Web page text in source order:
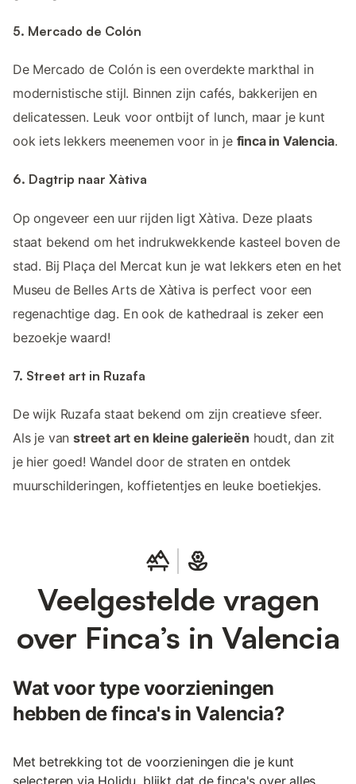
5. Mercado de Colón
De Mercado de Colón is een overdekte markthal in
modernistische stijl. Binnen zijn cafés, bakkerijen en
delicatessen. Leuk voor ontbijt of lunch, maar je kunt
ook iets lekkers meenemen voor in je finca in Valencia.
6. Dagtrip naar Xàtiva
Op ongeveer een uur rijden ligt Xàtiva. Deze plaats
staat bekend om het indrukwekkende kasteel boven de
stad. Bij Plaça del Mercat kun je wat lekkers eten en het
Museu de Belles Arts de Xàtiva is perfect voor een
regenachtige dag. En ook de kathedraal is zeker een
bezoekje waard!
7. Street art in Ruzafa
De wijk Ruzafa staat bekend om zijn creatieve sfeer.
Als je vanstreet art en kleine galerieën houdt, dan zit
je hier goed! Wandel door de straten en ontdek
muurschilderingen, koffietentjes en leuke boetiekjes.
Veelgestelde vragen
over Finca’s in Valencia
Wat voor type voorzieningen
hebben de finca's in Valencia?
Met betrekking tot de voorzieningen die je kunt